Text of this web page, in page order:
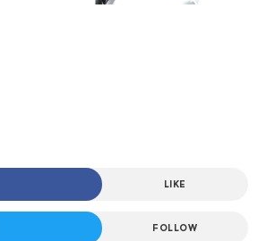
LIKE
FOLLOW